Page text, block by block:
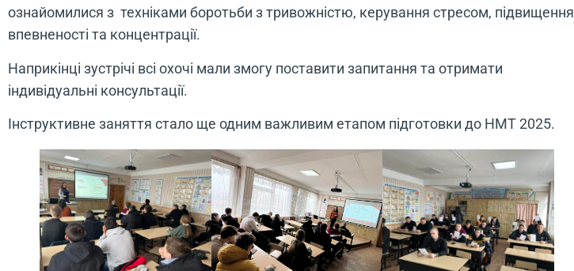
ознайомилися з техніками боротьби з тривожністю, керування стресом, підвищення
впевненості та концентрації.
Наприкінці зустрічі всі охочі мали змогу поставити запитання та отримати
індивідуальні консультації.
Інструктивне заняття стало ще одним важливим етапом підготовки до НМТ 2025.